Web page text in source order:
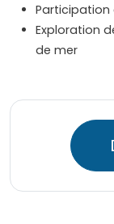
Participation
Exploration
de mer